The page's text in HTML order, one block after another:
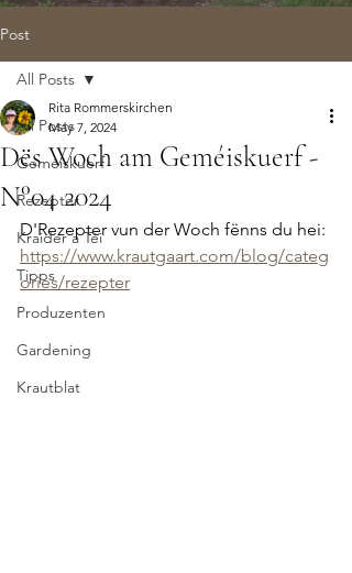
Post
All Posts
Geméiskuerf
Rezepter
Kraider a Téi
Tipps
Produzenten
Gardening
Krautblat
All Posts
Dës Woch am Geméiskuerf -
N°04 2024
Rita Rommerskirchen
May 7, 2024
D'Rezepter vun der Woch fënns du hei:
https://www.krautgaart.com/blog/categ
ories/rezepter